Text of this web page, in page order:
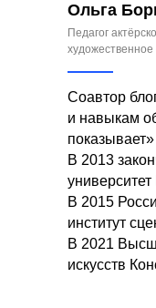
Ольга
Педагог
художественное
Соавтор
и навыкам
показывает»
В 2013
университет
В 2015
институт
В 2021
искусств